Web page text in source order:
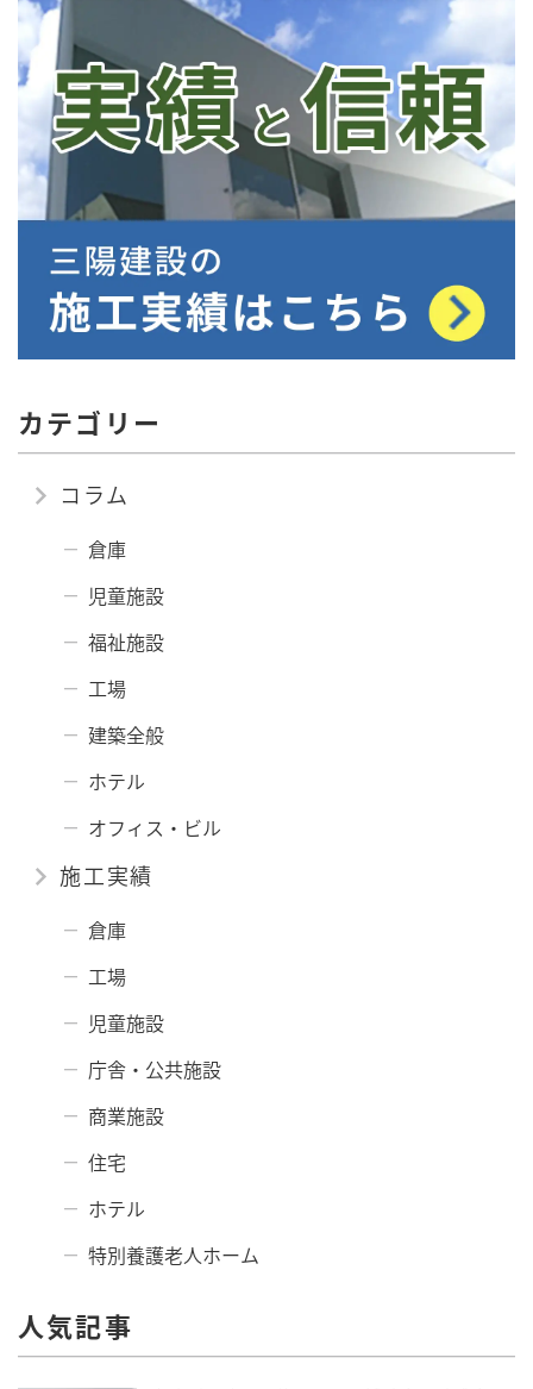
カテゴリー
コラム
倉庫
児童施設
福祉施設
工場
建築全般
ホテル
オフィス・ビル
施工実績
倉庫
工場
児童施設
庁舎・公共施設
商業施設
住宅
ホテル
特別養護老人ホーム
人気記事